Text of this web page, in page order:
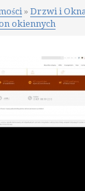
ELEKTRYK,
MATERIAŁY
DRZWI I
I
NIERUCHOMOŚCI,
DOMY,
» Drzwi i
okiennych